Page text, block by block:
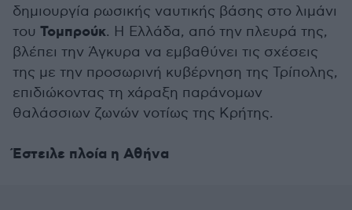
δημιουργία ρωσικής ναυτικής βάσης στο λιμάνι
του Τομπρούκ. Η Ελλάδα, από την πλευρά της,
βλέπει την Άγκυρα να εμβαθύνει τις σχέσεις
της με την προσωρινή κυβέρνηση της Τρίπολης,
επιδιώκοντας τη χάραξη παράνομων
θαλάσσιων ζωνών νοτίως της Κρήτης.
Έστειλε πλοία η Αθήνα